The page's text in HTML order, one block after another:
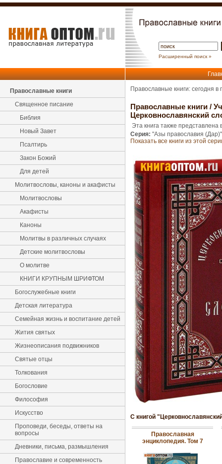
Расширенный поиск »
Православные книги
Священное писание
Библия
Новый Завет
Псалтирь
Закон Божий
Для детей
Молитвословы, каноны и акафисты
Молитвословы
Акафисты
Каноны
Молитвы в различных случаях
Детские молитвословы
О молитве
КНИГИ КРУПНЫМ ШРИФТОМ
Богослужебные книги
Детская литература
Семейная жизнь и воспитание детей
Жития святых
Жизнеописания подвижников
Святые отцы
Толкования
Богословие
Философия
Искусство
Проповеди, беседы, ответы на
вопросы
Дневники, письма, размышления
Православие и современность
Православные книги: сегодня
Православные книги /
Церковнославянский
Эта книга также представлена
Серия: "Азы православия (Дар)"
Показать все книги из этой
С книгой
Православная
энциклопедия. Том 7